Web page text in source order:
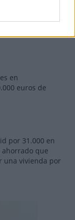
una de cada
en
euros de
por 31.000 en
que
una vivienda por